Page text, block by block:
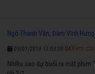
Ngô Thanh Vân, Đàm Vĩnh
03/01/2019 11:03:00 SA
Nhiều sao dự buổi ra mắt phim
Xem chi